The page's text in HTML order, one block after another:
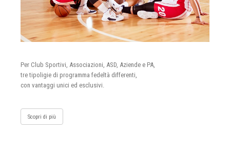
Per Club Sportivi, Associazioni, ASD, Aziende e PA,
tre tipoligie di programma fedeltà differenti,
con vantaggi unici ed esclusivi.
Scopri di più